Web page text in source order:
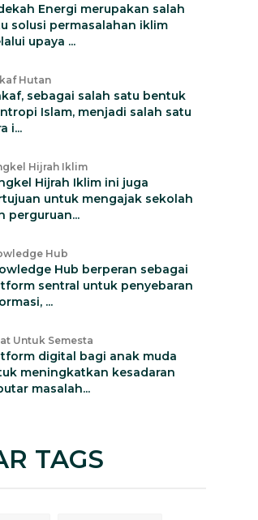
Energi merupakan salah
solusi permasalahan iklim
upaya ...
Hutan
sebagai salah satu bentuk
Islam, menjadi salah satu
i...
Hijrah Iklim
Hijrah Iklim ini juga
untuk mengajak sekolah
perguruan...
Hub
Hub berperan sebagai
sentral untuk penyebaran
...
Untuk Semesta
digital bagi anak muda
meningkatkan kesadaran
masalah...
TAGS